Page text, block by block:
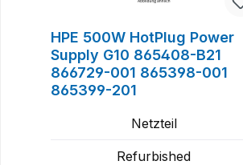
HPE 500W HotPlug Power
Supply G10 865408-B21
866729-001 865398-001
865399-201
Netzteil
Refurbished